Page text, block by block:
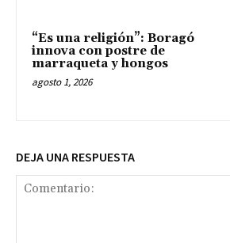
“Es una religión”: Boragó
innova con postre de
marraqueta y hongos
agosto 1, 2026
DEJA UNA RESPUESTA